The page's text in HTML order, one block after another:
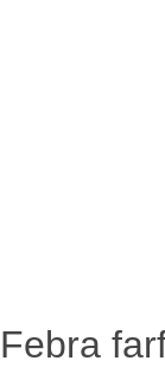
Febra